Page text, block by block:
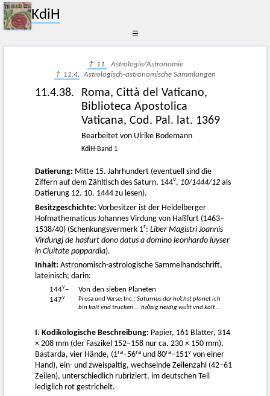
KdiH
☰
↑ 11. Astrologie/Astronomie
↑ 11.4. Astrologisch-astronomische Sammlungen
11.4.38.
Roma, Città del Vaticano,
Biblioteca Apostolica
Vaticana, Cod. Pal. lat. 1369
Bearbeitet von Ulrike Bodemann
KdiH-Band 1
Datierung: Mitte 15. Jahrhundert (eventuell sind die
Ziffern auf dem Zähltisch des Saturn, 144v, 10/1444/12 als
Datierung 12. 10. 1444 zu lesen).
Besitzgeschichte: Vorbesitzer ist der Heidelberger
Hofmathematicus Johannes Virdung von Haßfurt (1463–
1538/40) (Schenkungsvermerk 1r: Liber Magistri Joannis
Virdungj de hasfurt dono datus a domino leonhardo lüyser
in Ciuitate poppardia).
Inhalt: Astronomisch-astrologische Sammelhandschrift,
lateinisch; darin:
144v–
147v
Von den sieben Planeten
Prosa und Verse; Inc.: Saturnus der hoͤchst planet ich
bin kalt vnd trucken ... haͤssig neidig wuͤst vnd kalt ...
I. Kodikologische Beschreibung: Papier, 161 Blätter, 314
× 208 mm (der Faszikel 152–158 nur ca. 230 × 150 mm),
Bastarda, vier Hände, (1ra–56ra und 80ra–151v von einer
Hand), ein- und zweispaltig, wechselnde Zeilenzahl (42–61
Zeilen), unterschiedlich rubriziert, im deutschen Teil
lediglich rot gestrichelt.